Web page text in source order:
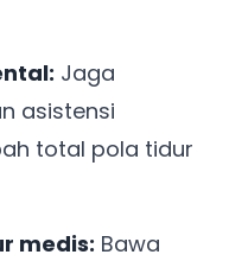
Jaga
asistensi
total pola tidur
medis: Bawa